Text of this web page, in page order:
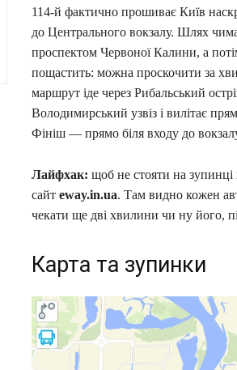
114-й фактично прошиває Київ
до Центрального вокзалу. Шлях
проспектом Червоної Калини, а
пощастить: можна проскочити за
маршрут іде через Рибальський
Володимирський узвіз і вилітає
Фініш — прямо біля входу до
Лайфхак: щоб не стояти на зупинці
сайт eway.in.ua. Там видно кожен
чекати ще дві хвилини чи ну його,
Карта та зупинки